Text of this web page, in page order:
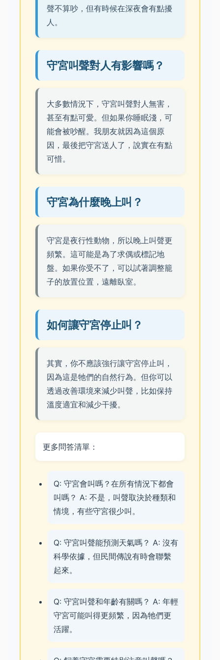
聲不算吵，但有時候在深夜會有點擾
人。
守宮叫聲對人有影響嗎？
大多數情況下，守宮叫聲對人無害，
甚至有點可愛。但如果你睡眠淺，可
能會被吵醒。我朋友就因為這個原
因，最後把守宮送人了，說實在有點
可惜。
守宮為什麼晚上叫？
守宮是夜行性動物，所以晚上叫聲更
頻繁。這可能是為了求偶或標記地
盤。如果你受不了，可以試著調整籠
子的放置位置，遠離臥室。
如何讓守宮停止叫？
其實，你不應該強行讓守宮停止叫，
因為這是牠們的自然行為。但你可以
透過改善環境來減少叫聲，比如保持
溫度適宜和減少干擾。
更多問答清單：
Q: 守宮會叫嗎？在所有情況下都會
叫嗎？ A: 不是，叫聲取決於種類和
情境，有些守宮很少叫。
Q: 守宮叫聲能預測天氣嗎？ A: 沒有
科學依據，但民間傳說有時會聯繫
起來。
Q: 守宮叫聲和年齡有關嗎？ A: 年輕
守宮可能叫得更頻繁，因為牠們更
活躍。